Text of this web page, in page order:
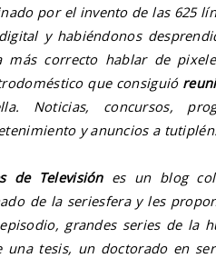
por el invento de las 625
y habiéndonos
más correcto hablar de
que consiguió
Noticias, concursos,
y anuncios a tutiplén.
de Televisiónes un blog
de la seriesfera y les
grandes series de la
una tesis, un doctorado en